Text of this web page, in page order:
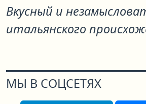
Вкусный и
итальянского
МЫ В СОЦСЕТЯХ